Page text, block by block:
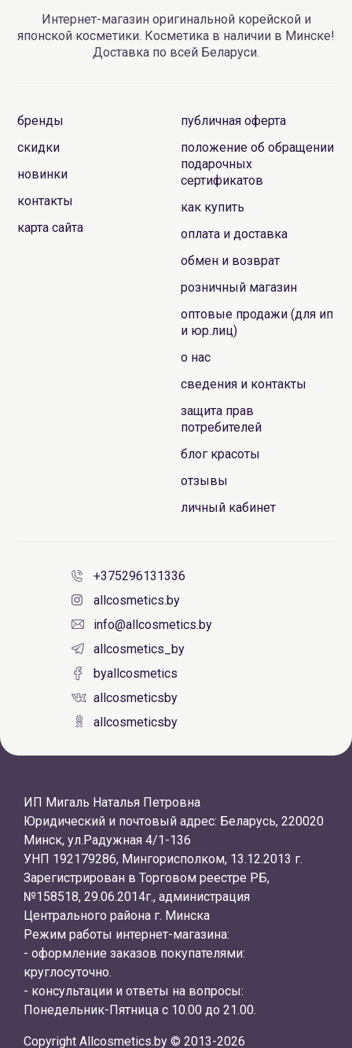
Интернет-магазин оригинальной корейской и
японской косметики. Косметика в наличии в Минске!
Доставка по всей Беларуси.
бренды
скидки
новинки
контакты
карта сайта
публичная оферта
положение об обращении
подарочных
сертификатов
как купить
оплата и доставка
обмен и возврат
розничный магазин
оптовые продажи (для ип
и юр.лиц)
о нас
сведения и контакты
защита прав
потребителей
блог красоты
отзывы
личный кабинет
+375296131336
allcosmetics.by
info@allcosmetics.by
allcosmetics_by
byallcosmetics
allcosmeticsby
allcosmeticsby
ИП Мигаль Наталья Петровна
Юридический и почтовый адрес: Беларусь, 220020
Минск, ул.Радужная 4/1-136
УНП 192179286, Мингорисполком, 13.12.2013 г.
Зарегистрирован в Торговом реестре РБ,
№158518, 29.06.2014г., администрация
Центрального района г. Минска
Режим работы интернет-магазина:
- оформление заказов покупателями:
круглосуточно.
- консультации и ответы на вопросы:
Понедельник-Пятница с 10.00 до 21.00.
Copyright Allcosmetics.by © 2013-2026